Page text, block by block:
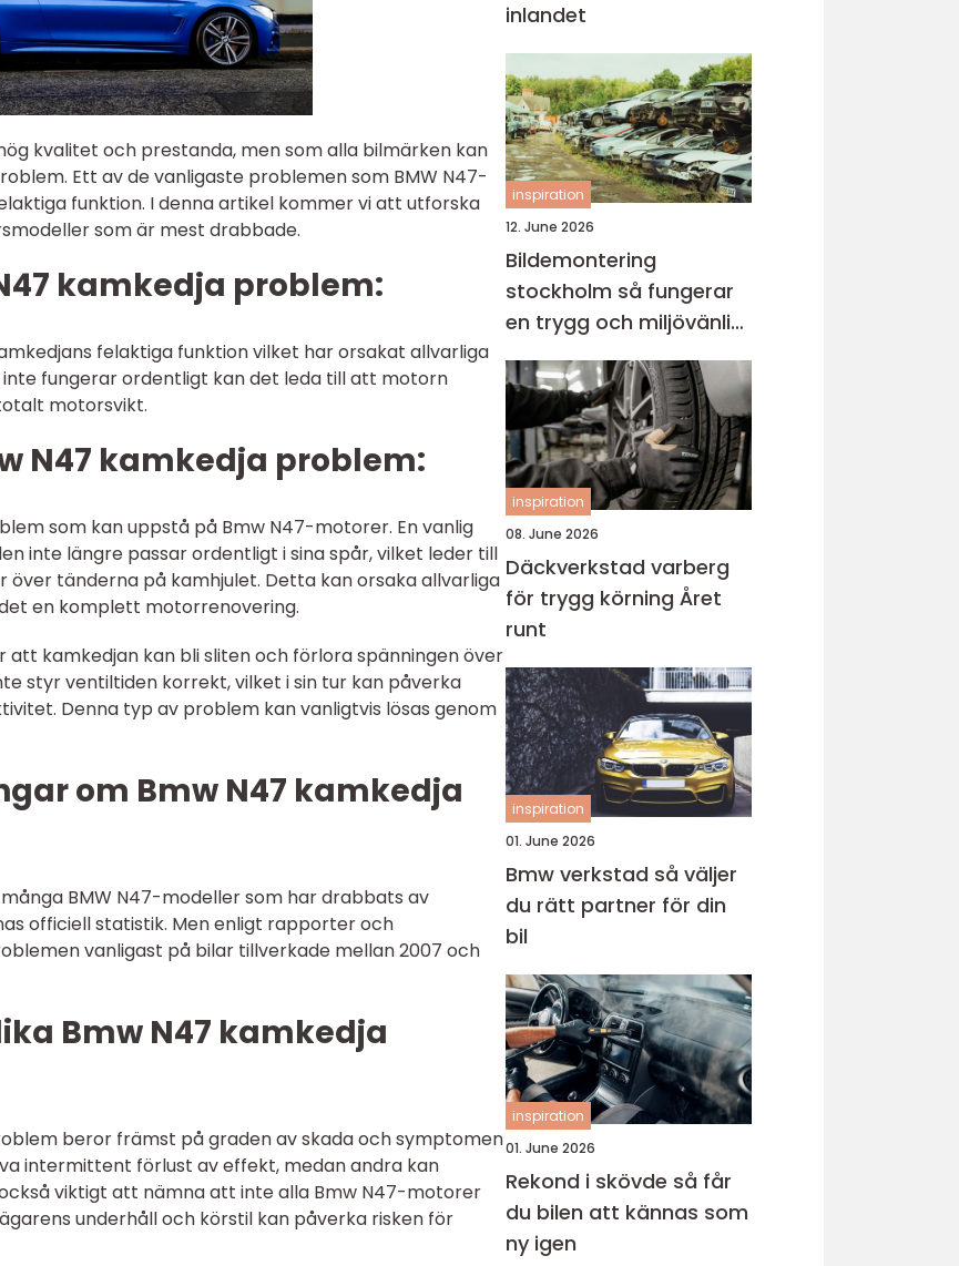
kvalitet och prestanda, men som alla bilmärken kan
Ett av de vanligaste problemen som BMW N47-
funktion. I denna artikel kommer vi att utforska
som är mest drabbade.
kamkedja problem:
felaktiga funktion vilket har orsakat allvarliga
fungerar ordentligt kan det leda till att motorn
motorsvikt.
N47 kamkedja problem:
som kan uppstå på Bmw N47-motorer. En vanlig
inte längre passar ordentligt i sina spår, vilket leder till
tänderna på kamhjulet. Detta kan orsaka allvarliga
en komplett motorrenovering.
att kamkedjan kan bli sliten och förlora spänningen över
styr ventiltiden korrekt, vilket i sin tur kan påverka
Denna typ av problem kan vanligtvis lösas genom
om Bmw N47 kamkedja
BMW N47-modeller som har drabbats av
officiell statistik. Men enligt rapporter och
vanligast på bilar tillverkade mellan 2007 och
Bmw N47 kamkedja
beror främst på graden av skada och symptomen
intermittent förlust av effekt, medan andra kan
viktigt att nämna att inte alla Bmw N47-motorer
underhåll och körstil kan påverka risken för
inlandet
inspiration
12. June 2026
Bildemontering
stockholm så fungerar
en trygg och miljövänlig
bilskrot
inspiration
08. June 2026
Däckverkstad varberg
för trygg körning Året
runt
inspiration
01. June 2026
Bmw verkstad så väljer
du rätt partner för din
bil
inspiration
01. June 2026
Rekond i skövde så får
du bilen att kännas som
ny igen